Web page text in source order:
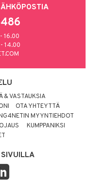
16.00
14.00
& VASTAUKSIA
OTA YHTEYTTÄ
MYYNTIEHDOT
KUMPPANIKSI
SIVUILLA